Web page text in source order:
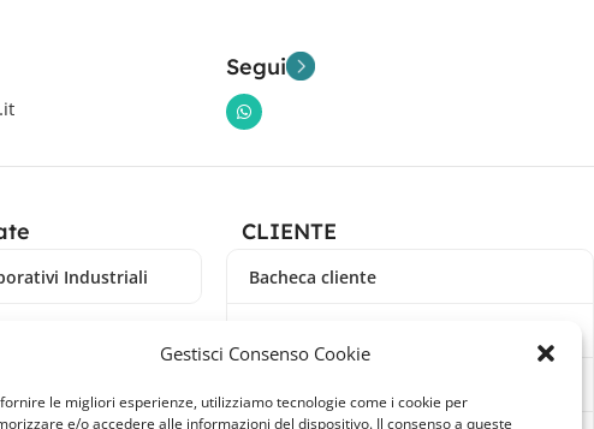
Gestisci Consenso Cookie
le migliori esperienze, utilizziamo tecnologie come i cookie per
e/o accedere alle informazioni del dispositivo. Il consenso a queste
Segui
Industriali
CLIENTE
Bacheca cliente